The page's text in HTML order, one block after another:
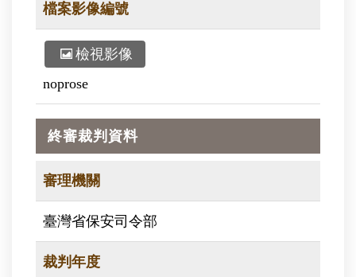
檔案影像編號
檢視影像
noprose
終審裁判資料
審理機關
臺灣省保安司令部
裁判年度